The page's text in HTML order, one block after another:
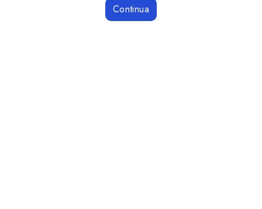
Continua